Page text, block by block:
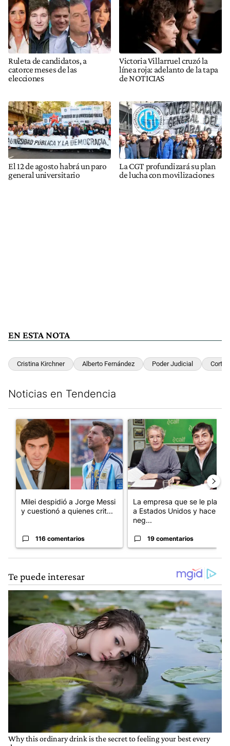
Ruleta de candidatos, a
catorce meses de las
elecciones
Victoria Villarruel cruzó la
línea roja: adelanto de la tapa
de NOTICIAS
El 12 de agosto habrá un paro
general universitario
La CGT profundizará su plan
de lucha con movilizaciones
EN ESTA NOTA
Cristina Kirchner Alberto Fernández Poder Judicial Corte
Noticias en Tendencia
Un artículo de tendencia con el título "Milei despidió a Jorge
Milei despidió a Jorge Messi
y cuestionó a quienes crit...
116 comentarios
Un artículo de tendencia con
La empresa que se le plantó
a Estados Unidos y hace
neg...
19 comentarios